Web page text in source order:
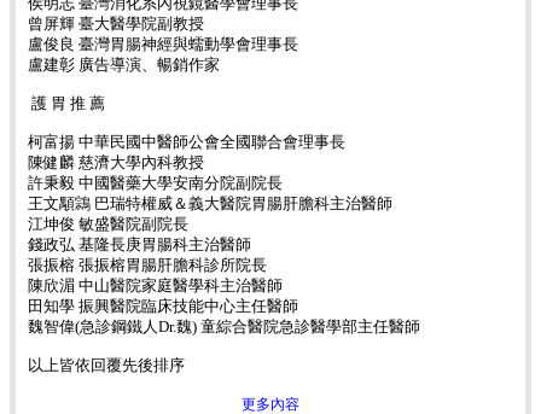
曾屏輝 臺大醫學院副教授
盧俊良 臺灣胃腸神經與蠕動學會理事長
盧建彰 廣告導演、暢銷作家
護 胃 推 薦
柯富揚 中華民國中醫師公會全國聯合會理事長
陳健麟 慈濟大學內科教授
許秉毅 中國醫藥大學安南分院副院長
王文顒鶎 巴瑞特權威＆義大醫院胃腸肝膽科主治醫師
江坤俊 敏盛醫院副院長
錢政弘 基隆長庚胃腸科主治醫師
張振榕 張振榕胃腸肝膽科診所院長
陳欣湄 中山醫院家庭醫學科主治醫師
田知學 振興醫院臨床技能中心主任醫師
魏智偉(急診鋼鐵人Dr.魏) 童綜合醫院急診醫學部主任醫師
以上皆依回覆先後排序
更多內容